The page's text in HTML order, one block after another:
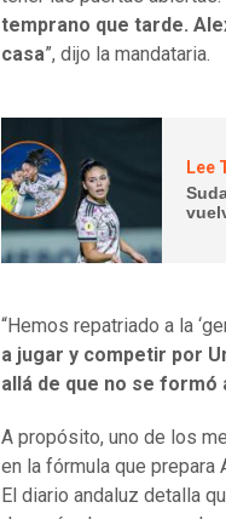
temprano que tarde.
casa”, dijo la mandataria.
Lee
“Hemos repatriado a la
a jugar y competir por
allá de que no se formó
A propósito, uno de los
en la fórmula que prepara
El diario andaluz detalla